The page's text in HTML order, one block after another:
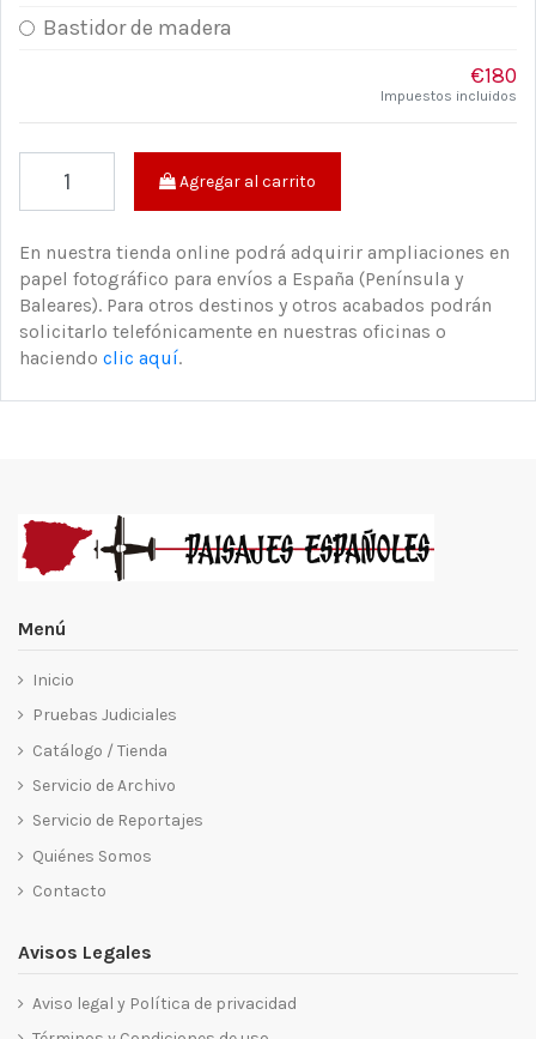
Bastidor de madera
€180
Impuestos incluidos
Agregar al carrito
En nuestra tienda online podrá adquirir ampliaciones en
papel fotográfico para envíos a España (Península y
Baleares). Para otros destinos y otros acabados podrán
solicitarlo telefónicamente en nuestras oficinas o
haciendo clic aquí.
Menú
Inicio
Pruebas Judiciales
Catálogo / Tienda
Servicio de Archivo
Servicio de Reportajes
Quiénes Somos
Contacto
Avisos Legales
Aviso legal y Política de privacidad